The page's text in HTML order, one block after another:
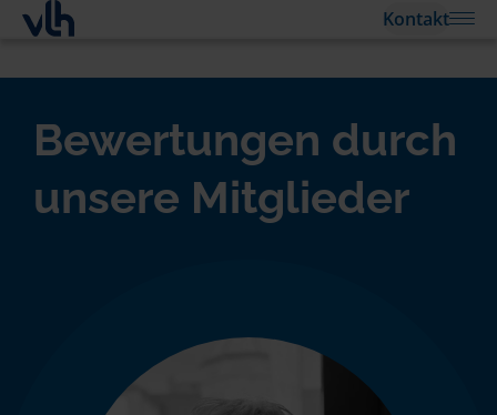
Kontakt
Bewertungen durch
unsere Mitglieder